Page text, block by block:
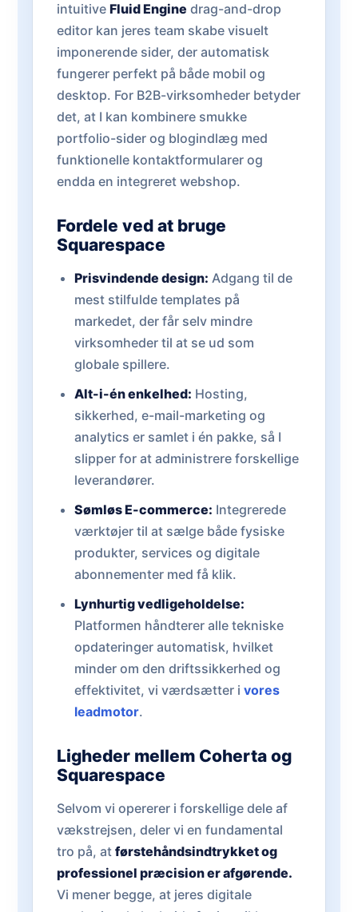
intuitive Fluid Engine drag-and-drop
editor kan jeres team skabe visuelt
imponerende sider, der automatisk
fungerer perfekt på både mobil og
desktop. For B2B-virksomheder betyder
det, at I kan kombinere smukke
portfolio-sider og blogindlæg med
funktionelle kontaktformularer og
endda en integreret webshop.
Fordele ved at bruge
Squarespace
Prisvindende design: Adgang til de
mest stilfulde templates på
markedet, der får selv mindre
virksomheder til at se ud som
globale spillere.
Alt-i-én enkelhed: Hosting,
sikkerhed, e-mail-marketing og
analytics er samlet i én pakke, så I
slipper for at administrere forskellige
leverandører.
Sømløs E-commerce: Integrerede
værktøjer til at sælge både fysiske
produkter, services og digitale
abonnementer med få klik.
Lynhurtig vedligeholdelse:
Platformen håndterer alle tekniske
opdateringer automatisk, hvilket
minder om den driftssikkerhed og
effektivitet, vi værdsætter i vores
leadmotor.
Ligheder mellem Coherta og
Squarespace
Selvom vi opererer i forskellige dele af
vækstrejsen, deler vi en fundamental
tro på, at førstehåndsindtrykket og
professionel præcision er afgørende.
Vi mener begge, at jeres digitale